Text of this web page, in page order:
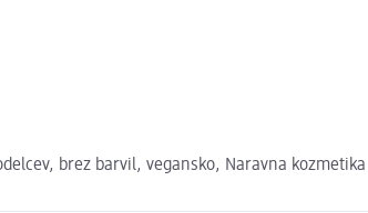
brez barvil, vegansko, Naravna kozmetika